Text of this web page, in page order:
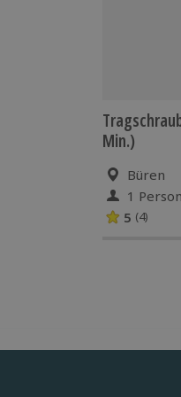
Min.)
Büren
1 Person
5 (4)